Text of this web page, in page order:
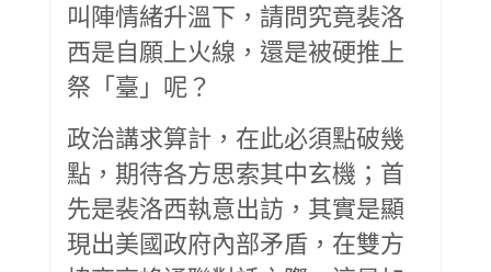
叫陣情緒升溫下，請問究竟裴洛
西是自願上火線，還是被硬推上
祭「臺」呢？
政治講求算計，在此必須點破幾
點，期待各方思索其中玄機；首
先是裴洛西執意出訪，其實是顯
現出美國政府內部矛盾，在雙方